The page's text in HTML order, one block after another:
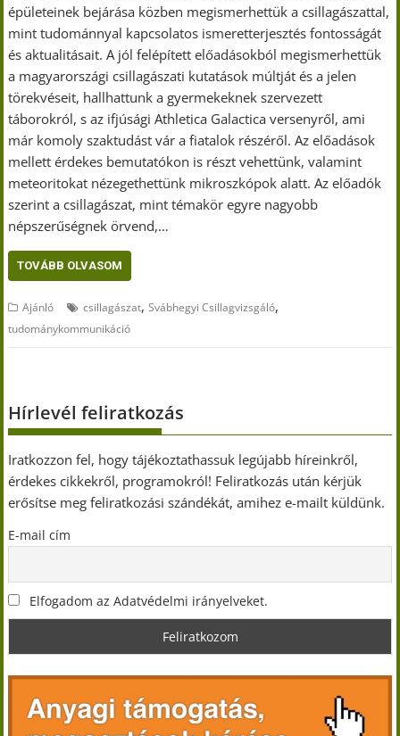
épületeinek bejárása közben megismerhettük a csillagászattal,
mint tudománnyal kapcsolatos ismeretterjesztés fontosságát
és aktualitásait. A jól felépített előadásokból megismerhettük
a magyarországi csillagászati kutatások múltját és a jelen
törekvéseit, hallhattunk a gyermekeknek szervezett
táborokról, s az ifjúsági Athletica Galactica versenyről, ami
már komoly szaktudást vár a fiatalok részéről. Az előadások
mellett érdekes bemutatókon is részt vehettünk, valamint
meteoritokat nézegethettünk mikroszkópok alatt. Az előadók
szerint a csillagászat, mint témakör egyre nagyobb
népszerűségnek örvend,…
TOVÁBB OLVASOM
Ajánló csillagászat,Svábhegyi Csillagvizsgáló,
tudománykommunikáció
Hírlevél feliratkozás
Iratkozzon fel, hogy tájékoztathassuk legújabb híreinkről,
érdekes cikkekről, programokról! Feliratkozás után kérjük
erősítse meg feliratkozási szándékát, amihez e-mailt küldünk.
E-mail cím
Elfogadom az Adatvédelmi irányelveket.